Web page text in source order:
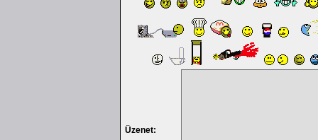
Üzenet: